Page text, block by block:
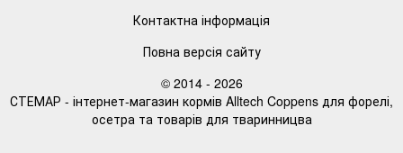
Контактна інформація
Повна версія сайту
© 2014 - 2026
СТЕМАР - інтернет-магазин кормів Alltech Coppens для форелі,
осетра та товарів для тваринницва